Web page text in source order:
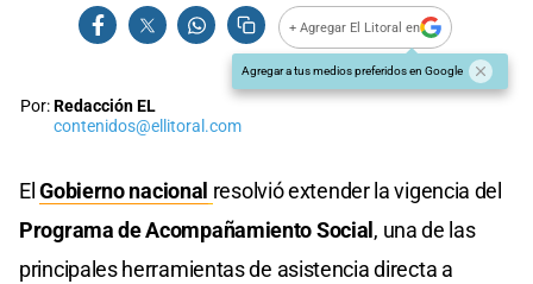
+ Agregar El Litoral en
Agregar a tus medios preferidos en Google
Por:Redacción EL
contenidos@ellitoral.com
ElGobierno nacional resolvió extender la vigencia del
Programa de Acompañamiento Social , una de las
principales herramientas de asistencia directa a